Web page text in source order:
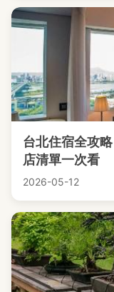
台北住宿全攻
店清單一次看
2026-05-12